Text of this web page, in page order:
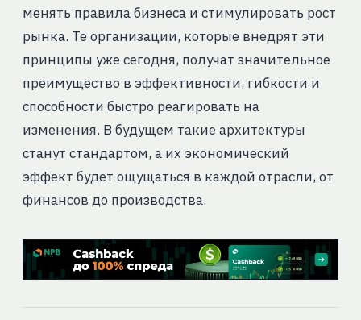
менять правила бизнеса и стимулировать рост
рынка. Те организации, которые внедрят эти
принципы уже сегодня, получат значительное
преимущество в эффективности, гибкости и
способности быстро реагировать на
изменения. В будущем такие архитектуры
станут стандартом, а их экономический
эффект будет ощущаться в каждой отрасли, от
финансов до производства.